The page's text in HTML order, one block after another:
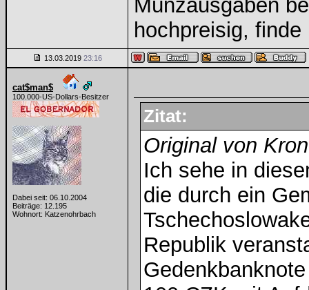
Münzausgaben
hochpreisig, finde
13.03.2019 23:16
cat$man$
100.000-US-Dollars-Besitzer
Dabei seit: 06.10.2004
Beiträge: 12.195
Wohnort: Katzenohrbach
Zitat:
Original von
Ich sehe in
die durch ein
Republik